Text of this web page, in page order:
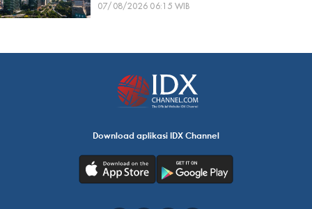
07/08/2026 06:15 WIB
Download aplikasi IDX Channel